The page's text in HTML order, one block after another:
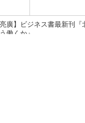
亮廣】ビジネス書最新刊
働くか』